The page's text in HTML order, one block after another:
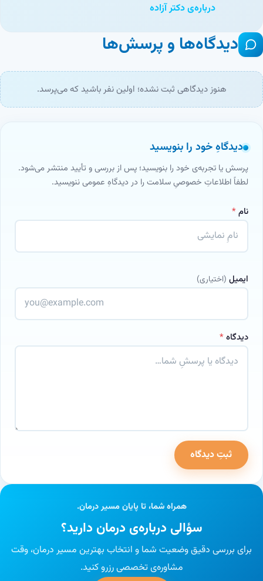
درباره‌ی دکتر آزاده
دیدگاه‌ها و پرسش‌ها
هنوز دیدگاهی ثبت نشده؛ اولین نفر باشید که می‌پرسد.
دیدگاهِ خود را بنویسید
پرسش یا تجربه‌ی خود را بنویسید؛ پس از بررسی و تأیید منتشر می‌شود.
لطفاً اطلاعاتِ خصوصیِ سلامت را در دیدگاهِ عمومی ننویسید.
نام*
ایمیل (اختیاری)
دیدگاه*
وب‌سایتثبتِ دیدگاه
همراه شما، تا پایان مسیر درمان.
سؤالی درباره‌ی درمان دارید؟
برای بررسی دقیق وضعیت شما و انتخاب بهترین مسیر درمان، وقت
مشاوره‌ی تخصصی رزرو کنید.